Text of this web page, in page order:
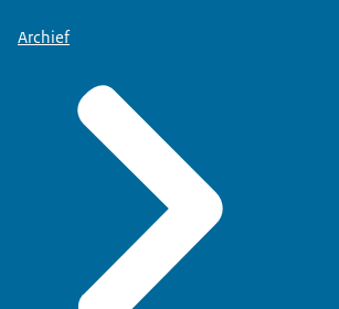
Archief